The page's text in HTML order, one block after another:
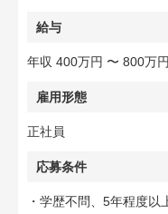
給与
年収 400万円 〜 800万円
雇用形態
正社員
応募条件
・学歴不問、5年程度